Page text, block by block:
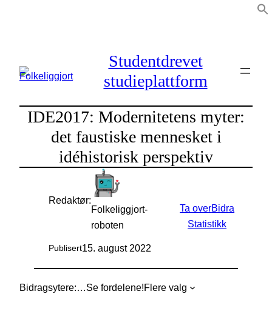
Studentdrevet
studieplattform
IDE2017: Modernitetens myter:
det faustiske mennesket i
idéhistorisk perspektiv
Redaktør:
Folkeliggjort-
roboten
Publisert15. august 2022
Ta overBidra
Statistikk
Bidragsytere: Se fordelene!Flere valg